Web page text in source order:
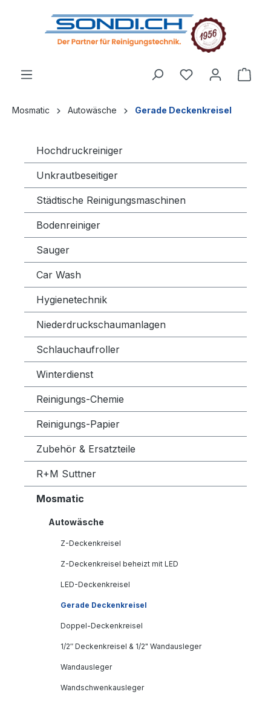
springen
Mosmatic Autowäsche Gerade Deckenkreisel
Hochdruckreiniger
Unkrautbeseitiger
Städtische Reinigungsmaschinen
Bodenreiniger
Sauger
Car Wash
Hygienetechnik
Niederdruckschaumanlagen
Schlauchaufroller
Winterdienst
Reinigungs-Chemie
Reinigungs-Papier
Zubehör & Ersatzteile
R+M Suttner
Mosmatic
Autowäsche
Z-Deckenkreisel
Z-Deckenkreisel beheizt mit LED
LED-Deckenkreisel
Gerade Deckenkreisel
Doppel-Deckenkreisel
1/2″ Deckenkreisel & 1/2" Wandausleger
Wandausleger
Wandschwenkausleger